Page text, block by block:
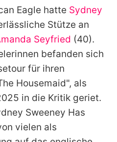
auf Promiflash
Richtlinien
Eagle hatte Sydney
Stütze an
Seyfried (40).
befanden sich
für ihren
Housemaid", als
in die Kritik geriet.
Sweeney Has
vielen als